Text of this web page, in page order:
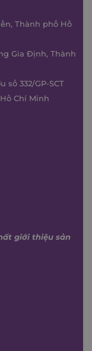
Thành phố Hồ
Gia Định, Thành
332/GP-SCT
Chí Minh
giới thiệu sản